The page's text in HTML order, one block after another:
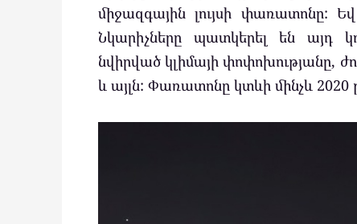
միջազգային լույսի փառատոնը:
Նկարիչները պատկերել են այդ
նվիրված կլիմայի փոփոխությանը,
և այլն: Փառատոնը կտևի մինչև